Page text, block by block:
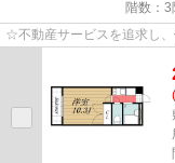
階数：3
☆不動産サービスを追求し